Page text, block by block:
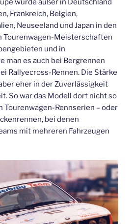
wurde außer in Deutschland
Frankreich, Belgien,
Neuseeland und Japan in den
Tourenwagen-Meisterschaften
und in
man es auch bei Bergrennen
Rallyecross-Rennen. Die Stärke
eher in der Zuverlässigkeit
So war das Modell dort nicht so
Tourenwagen-Rennserien – oder
bei denen
mit mehreren Fahrzeugen